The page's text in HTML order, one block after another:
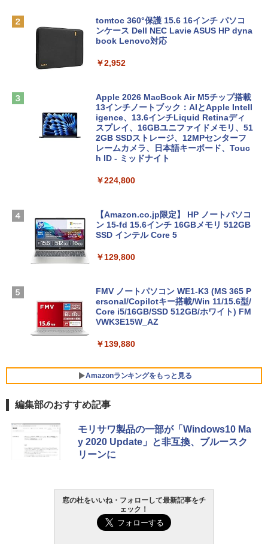
tomtoc 360°保護 15.6 16インチ パソコ
ンケース Dell NEC Lavie ASUS HP dyna
book Lenovo対応
￥2,952
Apple 2026 MacBook Air M5チップ搭載
13インチノートブック：AIとApple Intell
igence、13.6インチLiquid Retinaディ
スプレイ、16GBユニファイドメモリ、51
2GB SSDストレージ、12MPセンターフ
レームカメラ、日本語キーボード、Touc
h ID - ミッドナイト
￥224,800
【Amazon.co.jp限定】 HP ノートパソコ
ン 15-fd 15.6インチ 16GBメモリ 512GB
SSD インテル Core 5
￥129,800
FMV ノートパソコン WE1-K3 (MS 365 P
ersonal/Copilotキー搭載/Win 11/15.6型/
Core i5/16GB/SSD 512GB/ホワイト) FM
VWK3E15W_AZ
￥139,880
Amazonランキングをもっと見る
Robloxギフトカード - 800 Robux 【限
定バーチャルアイテムを含む】 【オンラ
インゲームコード】 ロブロックス | オン
ラインコード版
Robloxギフトカード - 1000 Robux 【限
定バーチャルアイテムを含む】 【オンラ
インゲームコード】 ロブロックス |オン
生成AIパスポート公式テキスト 第４版
￥1,766
AIイラスト表現辞典: 思い通りの絵を引き
出す プロンプトの言葉 AI画像生成シリー
ズ (はぴーイラストLabo)
Amazon Kindle - 目に優しい、かさばら
ない、大きな画面で読みやすい、6週間持
続バッテリー、6インチディスプレイ電子
書籍リーダー、マッチャ、16GB、広告な
￥16,980
Kindle Paperwhite シグニチャーエディ
ション (32GB) 7インチディスプレイ、明
編集部のおすすめ記事
モリサワ製品の一部が「Windows10 Ma
y 2020 Update」と非互換、ブルースク
リーンに
窓の杜をいいね・フォローして最新記事をチ
ェック！